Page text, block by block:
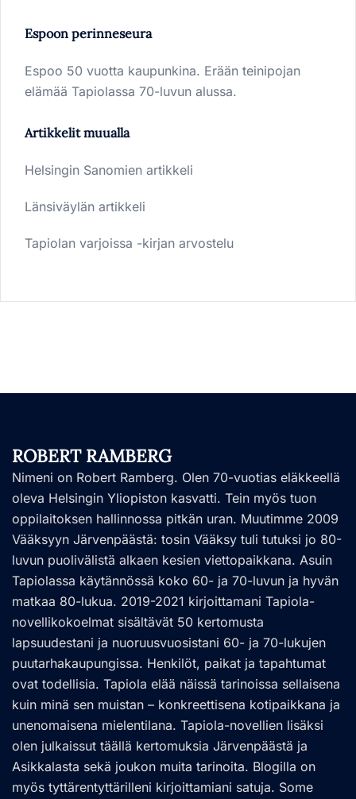
Espoon perinneseura
Espoo 50 vuotta kaupunkina. Erään teinipojan
elämää Tapiolassa 70-luvun alussa.
Artikkelit muualla
Helsingin Sanomien artikkeli
Länsiväylän artikkeli
Tapiolan varjoissa -kirjan arvostelu
ROBERT RAMBERG
Nimeni on Robert Ramberg. Olen 70-vuotias eläkkeellä
oleva Helsingin Yliopiston kasvatti. Tein myös tuon
oppilaitoksen hallinnossa pitkän uran. Muutimme 2009
Vääksyyn Järvenpäästä: tosin Vääksy tuli tutuksi jo 80-
luvun puolivälistä alkaen kesien viettopaikkana. Asuin
Tapiolassa käytännössä koko 60- ja 70-luvun ja hyvän
matkaa 80-lukua. 2019-2021 kirjoittamani Tapiola-
novellikokoelmat sisältävät 50 kertomusta
lapsuudestani ja nuoruusvuosistani 60- ja 70-lukujen
puutarhakaupungissa. Henkilöt, paikat ja tapahtumat
ovat todellisia. Tapiola elää näissä tarinoissa sellaisena
kuin minä sen muistan – konkreettisena kotipaikkana ja
unenomaisena mielentilana. Tapiola-novellien lisäksi
olen julkaissut täällä kertomuksia Järvenpäästä ja
Asikkalasta sekä joukon muita tarinoita. Blogilla on
myös tyttärentyttärilleni kirjoittamiani satuja. Some